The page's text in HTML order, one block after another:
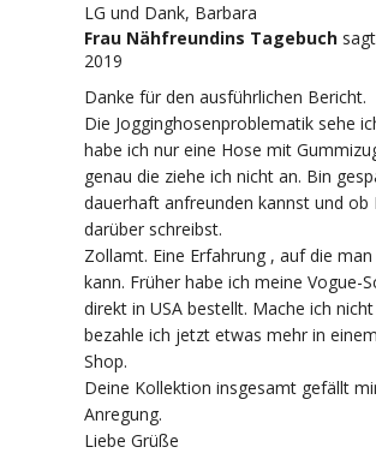
LG und Dank, Barbara
Frau Nähfreundins Tagebuch sagt
2019
Danke für den ausführlichen Bericht.
Die Jogginghosenproblematik sehe
habe ich nur eine Hose mit
genau die ziehe ich nicht an. Bin
dauerhaft anfreunden kannst und ob
darüber schreibst.
Zollamt. Eine Erfahrung , auf die
kann. Früher habe ich meine Vogue-
direkt in USA bestellt. Mache ich
bezahle ich jetzt etwas mehr in
Shop.
Deine Kollektion insgesamt gefällt
Anregung.
Liebe Grüße